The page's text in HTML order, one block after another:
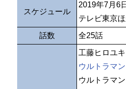
スケジュール
2019年7月6
テレビ東京
話数 全25話
工藤ヒロユ
ウルトラマ
ウルトラマ